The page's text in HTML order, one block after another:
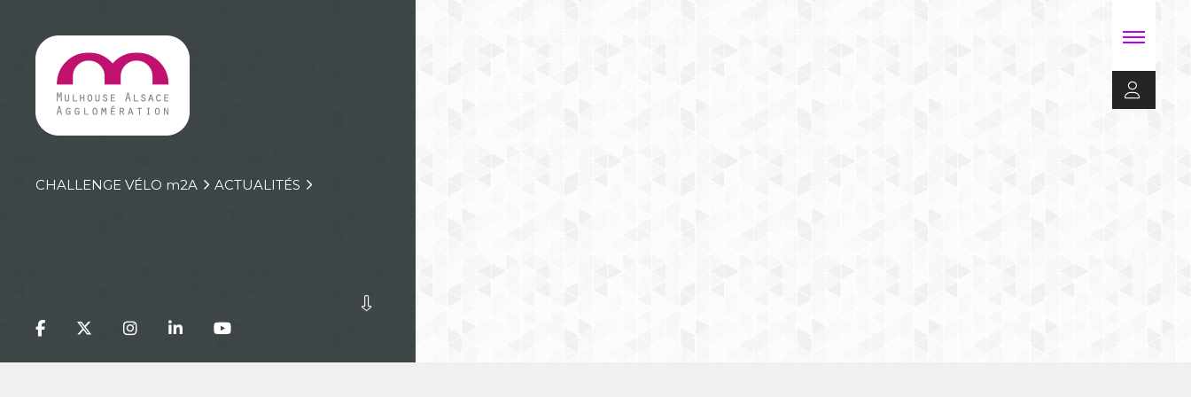
CHALLENGE VÉLO m2A ACTUALITÉS